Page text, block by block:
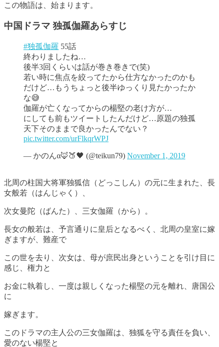
この物語は、始まります。
中国ドラマ 独孤伽羅あらすじ
#独孤伽羅 55話
終わりましたね…
後半3回くらいは話が巻き巻きで(笑)
若い時に焦点を絞ってたから仕方なかったのかも
だけど…もうちょっと後半ゆっくり見たかったか
な😅
伽羅が亡くなってからの楊堅の老け方が…
にしても前もツイートしたんだけど…原題の独孤
天下そのままで良かったんでない？
pic.twitter.com/urFlkqrWPJ
— かのんα🦊🍑🖤 (@teikun79) November 1, 2019
北周の柱国大将軍独狐信（どっこしん）の元に生まれた、長
女般若（はんじゃく）、
次女曼陀（ばんた）、三女伽羅（から）。
長女の般若は、予言通りに皇后となるべく、北周の皇室に嫁
ぎますが、難産で
この世を去り、次女は、母が庶民出身ということを引け目に
感じ、権力と
お金に執着し、一度は親しくなった楊堅の元を離れ、唐国公
に
嫁ぎます。
このドラマの主人公の三女伽羅は、独狐を守る責任を負い、
愛のない楊堅と